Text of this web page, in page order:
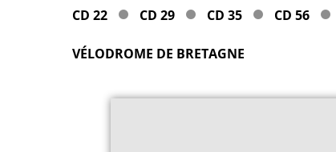
CD 22 CD 29 CD 35 CD 56
VÉLODROME DE BRETAGNE